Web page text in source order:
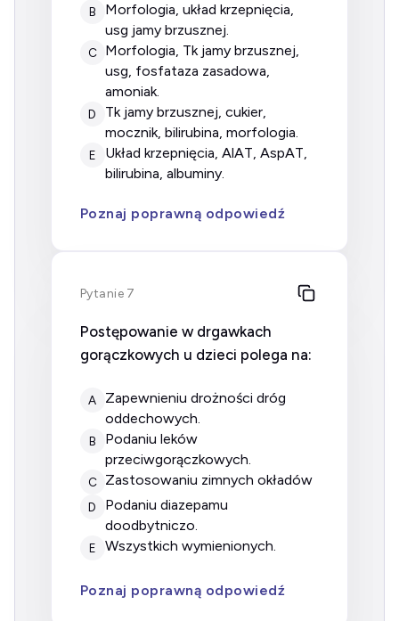
B
morfologia, układ krzepnięcia,
usg jamy brzusznej.
C
morfologia, Tk jamy brzusznej,
usg, fosfataza zasadowa,
amoniak.
D
Tk jamy brzusznej, cukier,
mocznik, bilirubina, morfologia.
E
układ krzepnięcia, AlAT, AspAT,
bilirubina, albuminy.
Poznaj poprawną odpowiedź
Pytanie 7
Postępowanie w drgawkach
gorączkowych u dzieci polega na:
A
zapewnieniu drożności dróg
oddechowych.
B
podaniu leków
przeciwgorączkowych.
C zastosowaniu zimnych okładów
D
podaniu diazepamu
doodbytniczo.
E wszystkich wymienionych.
Poznaj poprawną odpowiedź